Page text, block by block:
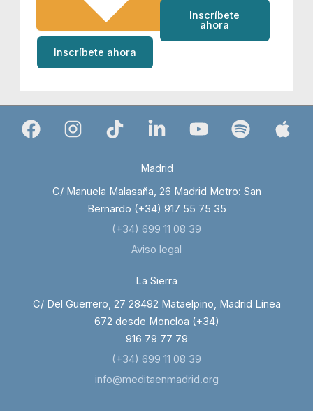
Inscríbete ahora
Inscríbete
ahora
Madrid
C/ Manuela Malasaña, 26 Madrid Metro: San
Bernardo (+34) 917 55 75 35
(+34) 699 11 08 39
Aviso legal
La Sierra
C/ Del Guerrero, 27 28492 Mataelpino, Madrid Línea
672 desde Moncloa (+34)
916 79 77 79
(+34) 699 11 08 39
info@meditaenmadrid.org